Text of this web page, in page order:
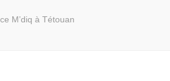
M’diq à Tétouan